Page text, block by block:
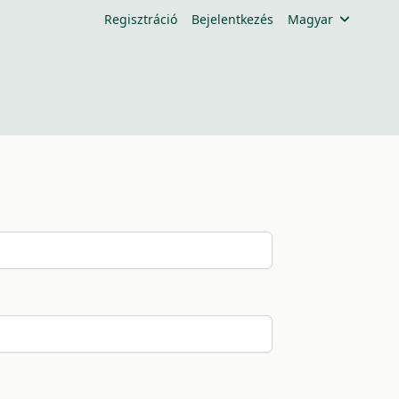
Regisztráció Bejelentkezés Magyar